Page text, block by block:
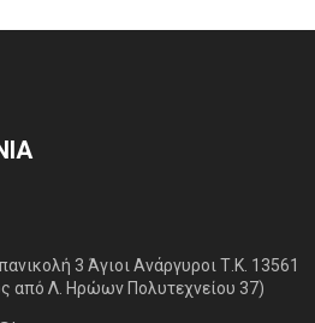
3 Άγιοι Ανάργυροι Τ.Κ. 13561
από Λ. Ηρώων Πολυτεχνείου 37)